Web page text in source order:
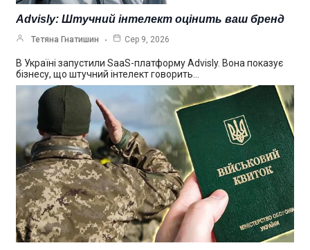
Advisly: Штучний інтелект оцінить ваш бренд
Тетяна Гнатишин Сер 9, 2026
В Україні запустили SaaS-платформу Advisly. Вона показує
бізнесу, що штучний інтелект говорить…